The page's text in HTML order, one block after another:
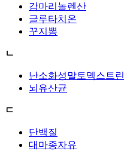
감마리놀렌산
글루타치온
꾸지뽕
ㄴ
난소화성말토덱스트린
뇌유산균
ㄷ
단백질
대마종자유